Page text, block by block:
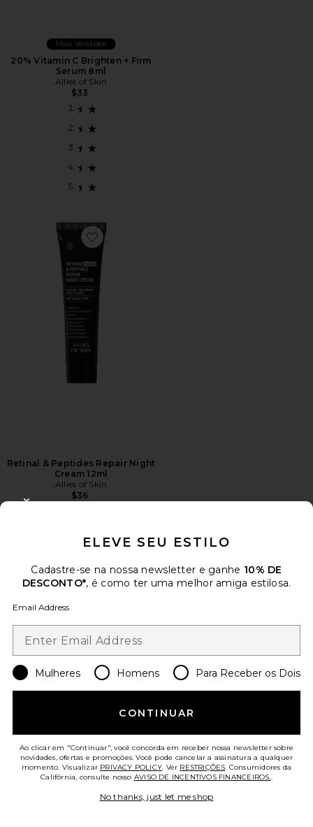
Mais Vendidos
20% Vitamin C Brighten + Firm
Serum 8ml
Allies of Skin
$33
Favorite Retinal & Peptides Repair Night Cream 12ml
Retinal & Peptides Repair Night
Cream 12ml
Allies of Skin
$36
Favorite SÉRUM HIDRATANTE BETA GLUCAN &
ELEVE SEU ESTILO
Cadastre-se na nossa newsletter e ganhe 10% DE
DESCONTO*, é como ter uma melhor amiga estilosa.
Email Address
Mulheres Homens Para Receber os Dois
CONTINUAR
Ao clicar em "Continuar", você concorda em receber nossa newsletter sobre
novidades, ofertas e promoções. Você pode cancelar a assinatura a qualquer
momento. Visualizar PRIVACY POLICY. Ver RESTRIÇÕES. Consumidores da
Califórnia, consulte nosso AVISO DE INCENTIVOS FINANCEIROS..
No thanks, just let me shop